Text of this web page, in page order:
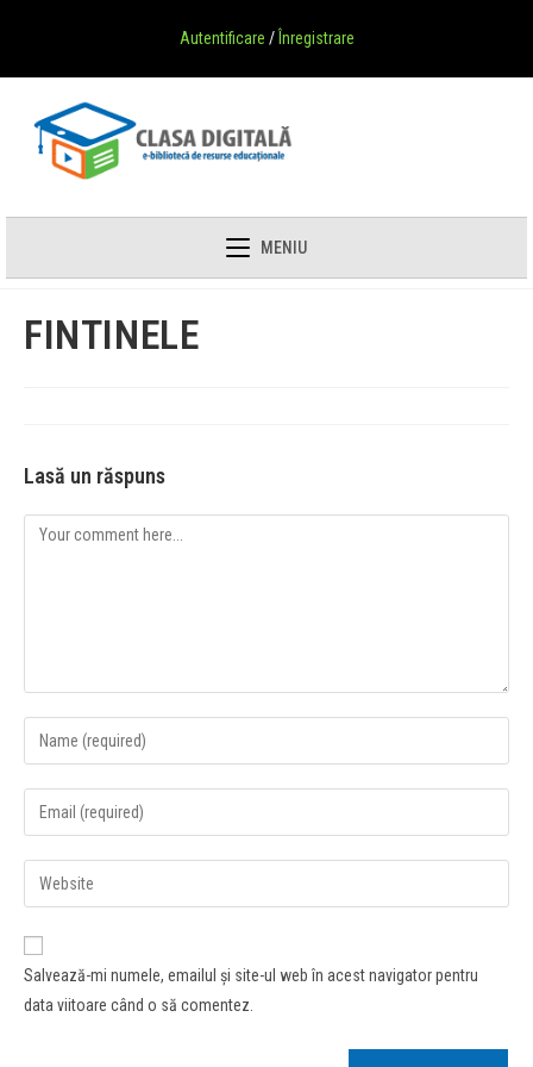
Autentificare / Înregistrare
MENIU
FINTINELE
Lasă un răspuns
Salvează-mi numele, emailul și site-ul web în acest navigator pentru
data viitoare când o să comentez.